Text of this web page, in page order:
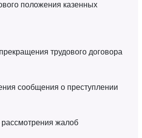
положения казенных
трудового договора
сообщения о преступлении
жалоб